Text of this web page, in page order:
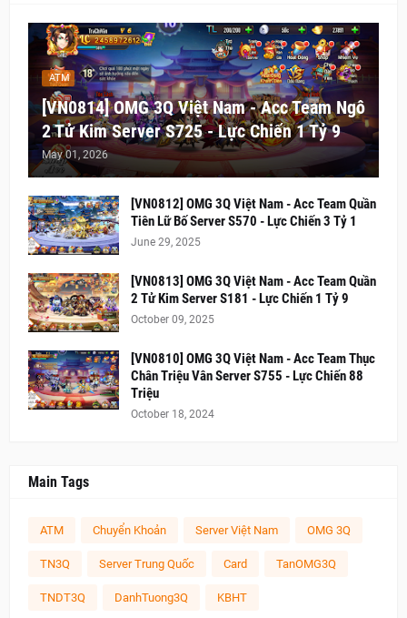
ATM
[VN0814] OMG 3Q Việt Nam - Acc Team Ngô
2 Tử Kim Server S725 - Lực Chiến 1 Tỷ 9
May 01, 2026
[VN0812] OMG 3Q Việt Nam - Acc Team Quần
Tiên Lữ Bố Server S570 - Lực Chiến 3 Tỷ 1
June 29, 2025
[VN0813] OMG 3Q Việt Nam - Acc Team Quần
2 Tử Kim Server S181 - Lực Chiến 1 Tỷ 9
October 09, 2025
[VN0810] OMG 3Q Việt Nam - Acc Team Thục
Chân Triệu Vân Server S755 - Lực Chiến 88
Triệu
October 18, 2024
Main Tags
ATM Chuyển Khoản Server Việt Nam OMG 3Q
TN3Q Server Trung Quốc Card TanOMG3Q
TNDT3Q DanhTuong3Q KBHT